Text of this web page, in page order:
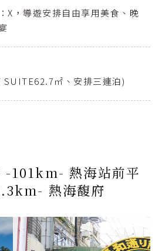
X，導遊安排自由享用美食、晚
SUITE62.7㎡、安排三連泊)
-101km- 熱海站前平
熱海馥府